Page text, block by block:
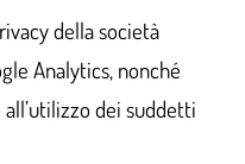
della società
Analytics, nonché
dei suddetti